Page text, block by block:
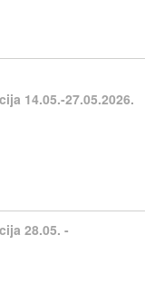
14.05.-27.05.2026.
28.05. -